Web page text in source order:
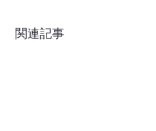
関連記事